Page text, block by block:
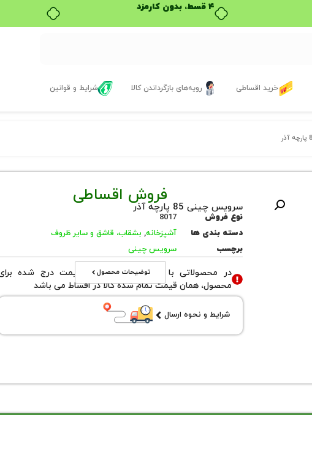
۴ قسط، بدون کارمزد
خرید اقساطی رویه‌های بازگرداندن کالا شرایط و قوانین
فروش اقساطی
سرویس چینی 85 پارچه آذر
نوع فروش
8017
دسته بندی ها
آشپزخانه, بشقاب، قاشق و سایر ظروف
برچسب
سرویس چینی
توضیحات محصول
در محصولاتی با نوع فروش اقساطی قیمت درج شده
محصول، همان قیمت تمام شده کالا در اقساط می باشد
شرایط و نحوه ارسال